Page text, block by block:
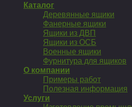
Каталог
Деревянные ящики
Фанерные ящики
Ящики из ДВП
Ящики из ОСБ
Военные ящики
Фурнитура для ящиков
О компании
Примеры работ
Полезная информация
Услуги